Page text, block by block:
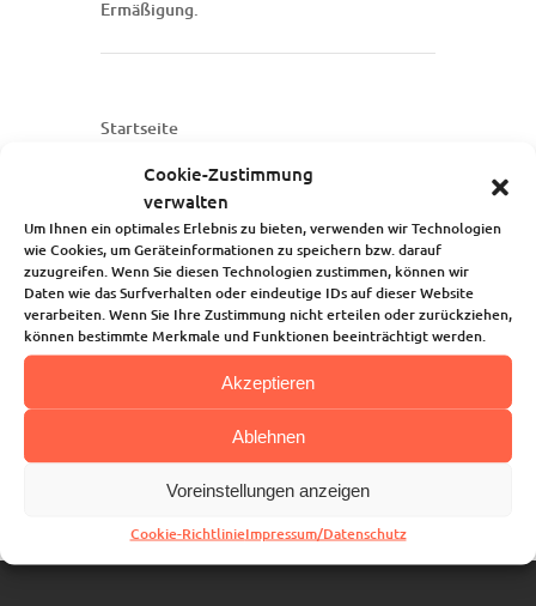
Cookie-Zustimmung
verwalten
Um Ihnen ein optimales Erlebnis zu bieten, verwenden wir Technologien
wie Cookies, um Geräteinformationen zu speichern bzw. darauf
zuzugreifen. Wenn Sie diesen Technologien zustimmen, können wir
Daten wie das Surfverhalten oder eindeutige IDs auf dieser Website
verarbeiten. Wenn Sie Ihre Zustimmung nicht erteilen oder zurückziehen,
können bestimmte Merkmale und Funktionen beeinträchtigt werden.
Akzeptieren
Ablehnen
Voreinstellungen anzeigen
Cookie-RichtlinieImpressum/Datenschutz
Ermäßigung.
Startseite
Unsere Angebote
Die Kindertagesstätte
Blog
Kalender
Kontakt